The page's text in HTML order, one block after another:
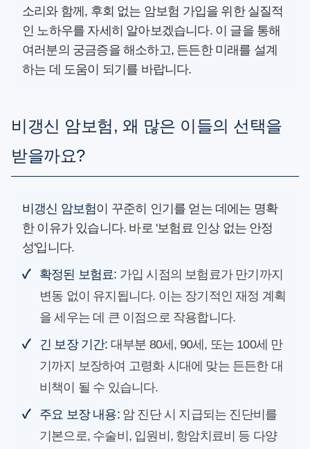
소리와 함께, 후회 없는 암보험 가입을 위한 실질적
인 노하우를 자세히 알아보겠습니다. 이 글을 통해
여러분의 궁금증을 해소하고, 든든한 미래를 설계
하는 데 도움이 되기를 바랍니다.
비갱신 암보험, 왜 많은 이들의 선택을
받을까요?
비갱신 암보험이 꾸준히 인기를 얻는 데에는 명확
한 이유가 있습니다. 바로 '보험료 인상 없는 안정
성'입니다.
✓
확정된 보험료: 가입 시점의 보험료가 만기까지
변동 없이 유지됩니다. 이는 장기적인 재정 계획
을 세우는 데 큰 이점으로 작용합니다.
✓
긴 보장 기간: 대부분 80세, 90세, 또는 100세 만
기까지 보장하여 고령화 시대에 맞는 든든한 대
비책이 될 수 있습니다.
✓
주요 보장 내용:암 진단 시 지급되는 진단비를
기본으로, 수술비, 입원비, 항암치료비 등 다양